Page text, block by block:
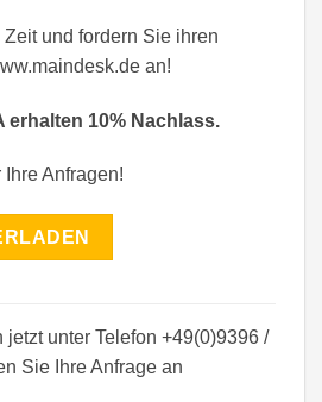
und fordern Sie ihren
an!
erhalten 10% Nachlass.
Anfragen!
jetzt unter Telefon +49(0)9396 /
Sie Ihre Anfrage an